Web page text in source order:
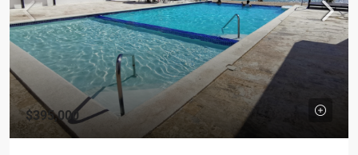
$395,000